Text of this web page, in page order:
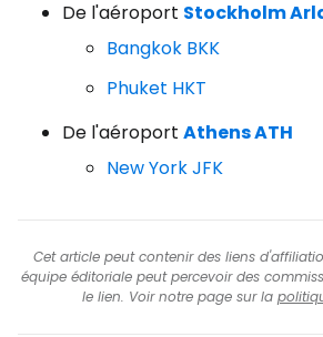
De l'aéroport Stockholm
Bangkok BKK
Phuket HKT
De l'aéroport Athens ATH
New York JFK
Cet article peut contenir des liens
équipe éditoriale peut percevoir des
le lien. Voir notre page sur la